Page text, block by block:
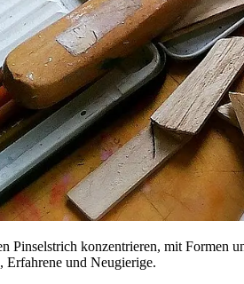
Pinselstrich konzentrieren, mit
und Neugierige.